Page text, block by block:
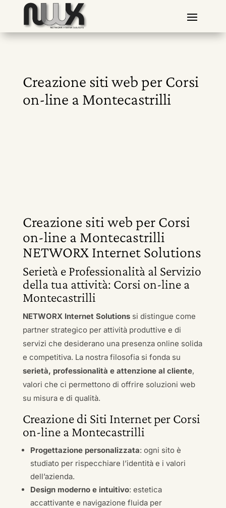
Creazione siti web per Corsi
on-line a Montecastrilli
Creazione siti web per Corsi
on-line a Montecastrilli
NETWORX Internet Solutions
Serietà e Professionalità al Servizio
della tua attività: Corsi on-line a
Montecastrilli
NETWORX Internet Solutionssi distingue come
partner strategico per attività produttive e di
servizi che desiderano una presenza online solida
e competitiva. La nostra filosofia si fonda su
serietà, professionalità e attenzione al cliente,
valori che ci permettono di offrire soluzioni web
su misura e di qualità.
Creazione di Siti Internet per Corsi
on-line a Montecastrilli
Progettazione personalizzata: ogni sito è
studiato per rispecchiare l’identità e i valori
dell’azienda.
Design moderno e intuitivo: estetica
accattivante e navigazione fluida per